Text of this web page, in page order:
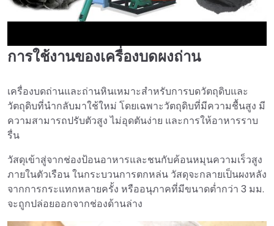
►
การใช้งานของเครื่องบดผงถ่าน
เครื่องบดถ่านและถ่านหินเหมาะสำหรับการบดวัตถุดิบและ
วัตถุดิบที่นำกลับมาใช้ใหม่ โดยเฉพาะวัตถุดิบที่มีความชื้นสูง มี
ความสามารถปรับตัวสูง ไม่อุดตันง่าย และการให้อาหารราบ
รื่น
วัสดุเข้าสู่จากช่องป้อนอาหารและชนกับค้อนหมุนความเร็วสูง
ภายในตัวเรือน ในกระบวนการตกหล่น วัสดุจะกลายเป็นผงหลัง
จากการกระแทกหลายครั้ง หรืออนุภาคที่มีขนาดต่ำกว่า 3 มม.
จะถูกปล่อยออกจากช่องด้านล่าง